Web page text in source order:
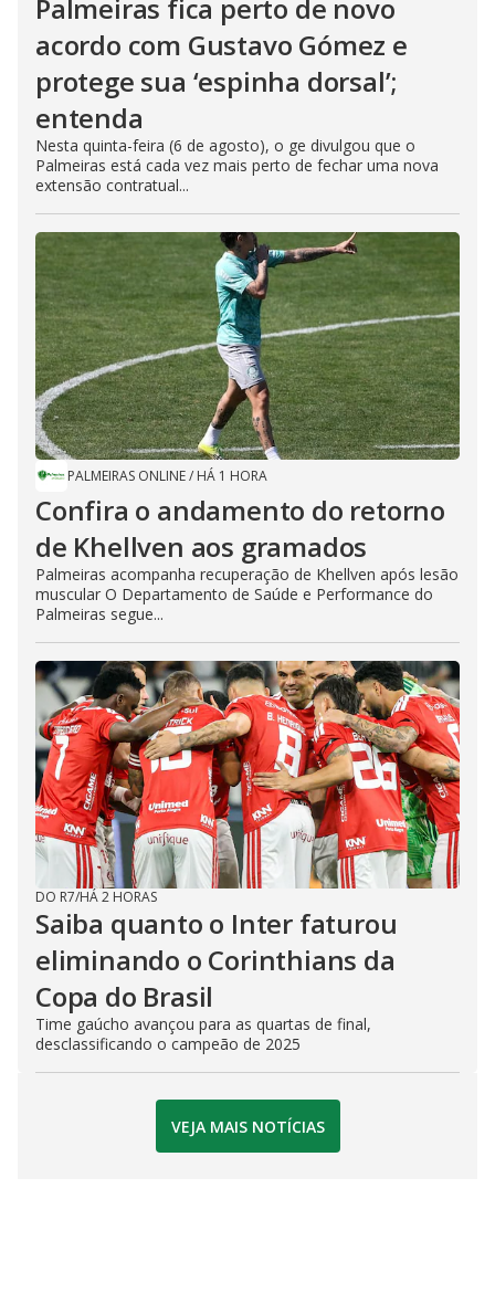
Palmeiras fica perto de novo
acordo com Gustavo Gómez e
protege sua ‘espinha dorsal’;
entenda
Nesta quinta-feira (6 de agosto), o ge divulgou que o
Palmeiras está cada vez mais perto de fechar uma nova
extensão contratual...
PALMEIRAS ONLINE/ HÁ 1 HORA
Confira o andamento do retorno
de Khellven aos gramados
Palmeiras acompanha recuperação de Khellven após lesão
muscular O Departamento de Saúde e Performance do
Palmeiras segue...
DO R7/HÁ 2 HORAS
Saiba quanto o Inter faturou
eliminando o Corinthians da
Copa do Brasil
Time gaúcho avançou para as quartas de final,
desclassificando o campeão de 2025
VEJA MAIS NOTÍCIAS